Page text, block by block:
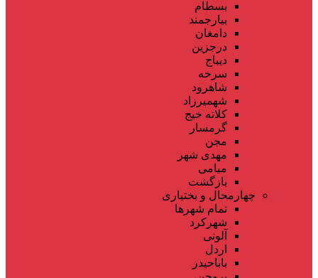
بسطام
بیارجمند
دامغان
درجزین
دیباج
سرخه
شاهرود
شهمیرزاد
کلاته خیج
گرمسار
مجن
مهدی شهر
میامی
بازگشت
چهارمحال و بختیاری
تمام شهر‌ها
شهرکرد
آلونی
اردل
باباحیدر